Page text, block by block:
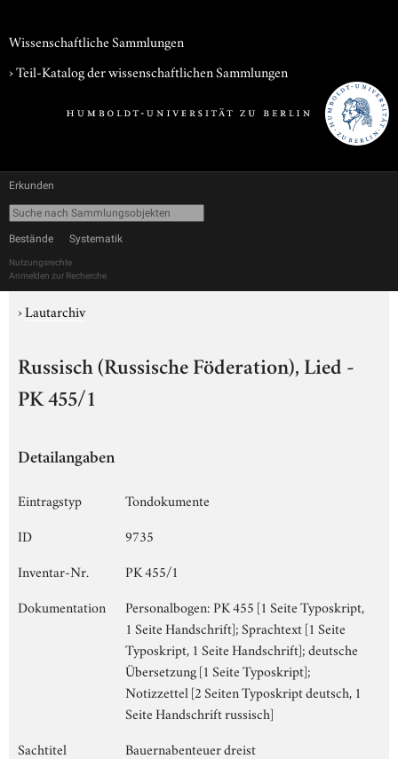
Wissenschaftliche Sammlungen
› Teil-Katalog der wissenschaftlichen Sammlungen
Erkunden
Bestände Systematik
Nutzungsrechte
Anmelden zur Recherche
›Lautarchiv
Russisch (Russische Föderation), Lied -
PK 455/1
Detailangaben
Eintragstyp
Tondokumente
ID
9735
Inventar-Nr.
PK 455/1
Dokumentation
Personalbogen: PK 455 [1 Seite Typoskript,
1 Seite Handschrift]; Sprachtext [1 Seite
Typoskript, 1 Seite Handschrift]; deutsche
Übersetzung [1 Seite Typoskript];
Notizzettel [2 Seiten Typoskript deutsch, 1
Seite Handschrift russisch]
Sachtitel
Bauernabenteuer dreist